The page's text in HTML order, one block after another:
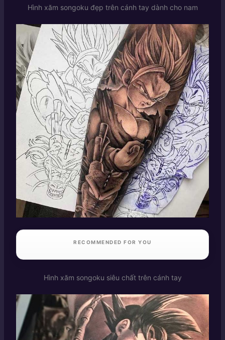
Hình xăm songoku đẹp trên cánh tay dành cho nam
RECOMMENDED FOR YOU
Hình xăm songoku siêu chất trên cánh tay